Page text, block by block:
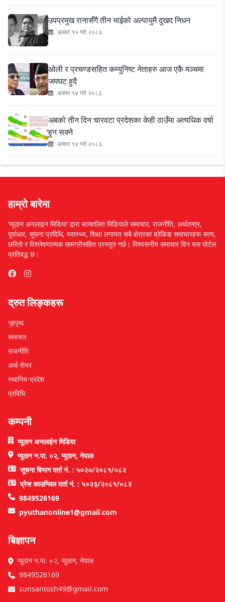
उपप्रमुख रानासँगै तीन भाईको अल्पायुमै दुखद निधन
असार १५ गते २०८३
ओली र प्रचण्डसहित कम्युनिष्ट नेताहरु आज एकै मञ्चमा
जमघट हुदै
असार १४ गते २०८३
अबको तीन दिन चारवटा प्रदेशका केही ठाउँमा अत्यधिक वर्षा
हुन सक्ने
असार १४ गते २०८३
हाम्रो बारेमा
‘प्यूठान अनलाइन मिडिया’ द्वारा सञ्चालित मिडियाले समाचार, राजनीति, अर्थतन्त्र,
पूर्वाधार, सूचना प्रविधि, स्वास्थ्य, शिक्षा लगायत सबै क्षेत्रका ब्रेकिङ समाचारहरू सत्य,
छरितो र विश्लेषणात्मक सामग्रीसहित प्रस्तुत गर्छ। विश्वसनीय समाचार दिन यस पोर्टल
प्रतिबद्ध छ।
द्रुत लिङ्कहरू
गृहपृष्ठ
समाचार
राजनीति
अर्थ-शेयर
स्थानिय-प्रदेश
प्रविधि
कम्पनी
प्यूठान अनलाईन मिडिया
प्यूठान न.पा. ०२, प्यूठान, नेपाल
सूचना बिभाग दर्ता नं. : ५०२०/२०८१/०८२
प्रेस काउन्सिल दर्ता नं. : ५०२३/२०८१/०८२
9849526169
pyuthanonline1@gmail.com
बिज्ञापन
प्यूठान न.पा. ०२, प्युठान, नेपाल
9849526169
sunsantosh49@gmail.com